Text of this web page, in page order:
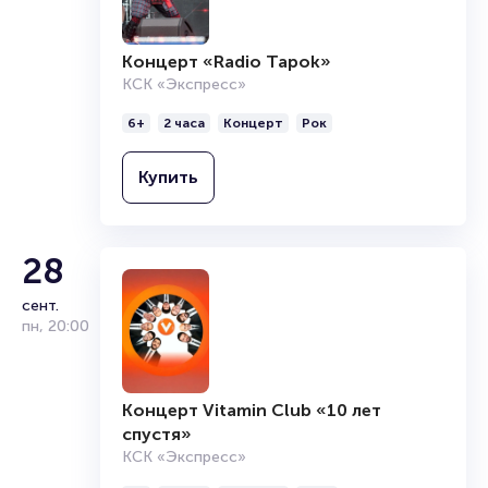
Концерт «Radio Tapok»
КСК «Экспресс»
6+ 2 часа Концерт Рок
Купить
28
сент.
пн, 20:00
Концерт Vitamin Club «10 лет
спустя»
КСК «Экспресс»